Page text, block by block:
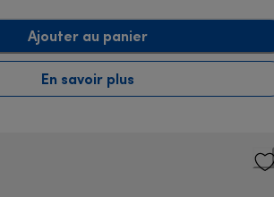
Ajouter au panier
En savoir plus